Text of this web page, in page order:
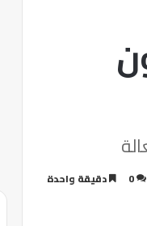
0 دقيقة واحدة